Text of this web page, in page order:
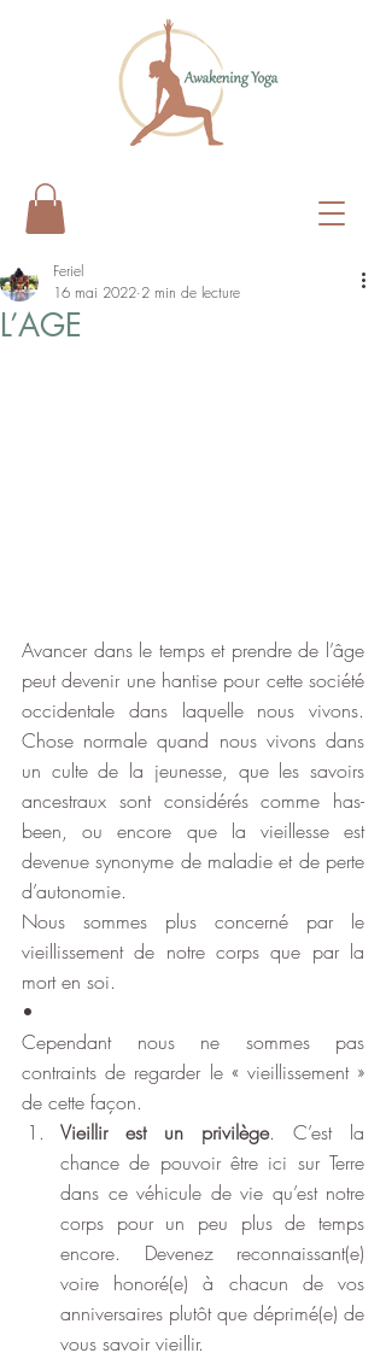
L’AGE
Feriel
16 mai 2022 2 min de lecture
Avancer dans le temps et prendre de l’âge
peut devenir une hantise pour cette société
occidentale dans laquelle nous vivons.
Chose normale quand nous vivons dans
un culte de la jeunesse, que les savoirs
ancestraux sont considérés comme has-
been, ou encore que la vieillesse est
devenue synonyme de maladie et de perte
d’autonomie.
Nous sommes plus concerné par le
vieillissement de notre corps que par la
mort en soi.
•
Cependant nous ne sommes pas
contraints de regarder le « vieillissement »
de cette façon.
Vieillir est un privilège. C’est la
chance de pouvoir être ici sur Terre
dans ce véhicule de vie qu’est notre
corps pour un peu plus de temps
encore. Devenez reconnaissant(e)
voire honoré(e) à chacun de vos
anniversaires plutôt que déprimé(e) de
vous savoir vieillir.